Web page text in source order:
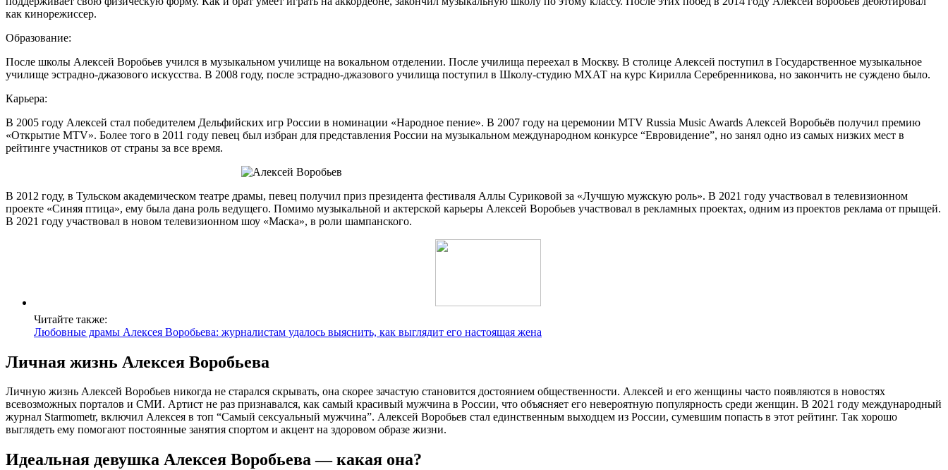
как кинорежиссер.
Образование:
После школы Алексей Воробьев учился в музыкальном училище на вокальном отделении. После училища переехал в Москву. В столице Алексей поступил в Государственное музыкальное
училище эстрадно-джазового искусства. В 2008 году, после эстрадно-джазового училища поступил в Школу-студию МХАТ на курс Кирилла Серебренникова, но закончить не суждено было.
Карьера:
В 2005 году Алексей стал победителем Дельфийских игр России в номинации «Народное пение». В 2007 году на церемонии MTV Russia Music Awards Алексей Воробьёв получил премию
«Открытие MTV». Более того в 2011 году певец был избран для представления России на музыкальном международном конкурсе “Евровидение”, но занял одно из самых низких мест в
рейтинге участников от страны за все время.
В 2012 году, в Тульском академическом театре драмы, певец получил приз президента фестиваля Аллы Суриковой за «Лучшую мужскую роль». В 2021 году участвовал в телевизионном
проекте «Синяя птица», ему была дана роль ведущего. Помимо музыкальной и актерской карьеры Алексей Воробьев участвовал в рекламных проектах, одним из проектов реклама от прыщей.
В 2021 году участвовал в новом телевизионном шоу «Маска», в роли шампанского.
Читайте также:
Любовные драмы Алексея Воробьева: журналистам удалось выяснить, как выглядит его настоящая жена
Личная жизнь Алексея Воробьева
Личную жизнь Алексей Воробьев никогда не старался скрывать, она скорее зачастую становится достоянием общественности. Алексей и его женщины часто появляются в новостях
всевозможных порталов и СМИ. Артист не раз признавался, как самый красивый мужчина в России, что объясняет его невероятную популярность среди женщин. В 2021 году международный
журнал Starmometr, включил Алексея в топ “Самый сексуальный мужчина”. Алексей Воробьев стал единственным выходцем из России, сумевшим попасть в этот рейтинг. Так хорошо
выглядеть ему помогают постоянные занятия спортом и акцент на здоровом образе жизни.
Идеальная девушка Алексея Воробьева — какая она?